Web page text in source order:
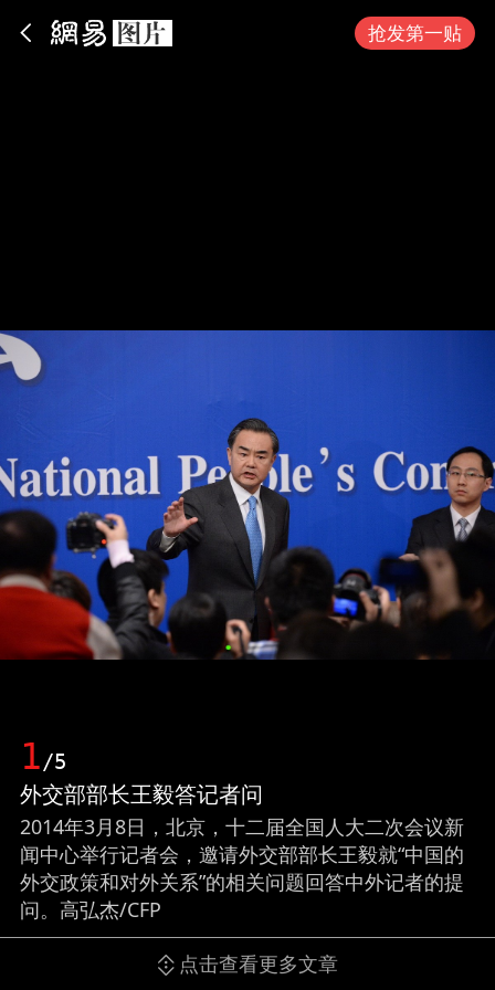
抢发第一贴
1/5
外交部部长王毅答记者问
2014年3月8日，北京，十二届全国人大二次会议新
闻中心举行记者会，邀请外交部部长王毅就“中国的
外交政策和对外关系”的相关问题回答中外记者的提
问。高弘杰/CFP
点击查看更多文章